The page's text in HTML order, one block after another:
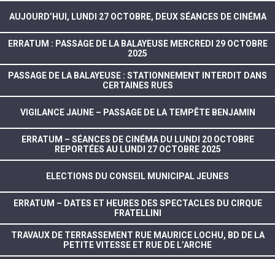
AUJOURD’HUI, LUNDI 27 OCTOBRE, DEUX SÉANCES DE CINÉMA
ERRATUM : PASSAGE DE LA BALAYEUSE MERCREDI 29 OCTOBRE
2025
PASSAGE DE LA BALAYEUSE : STATIONNEMENT INTERDIT DANS
CERTAINES RUES
VIGILANCE JAUNE – PASSAGE DE LA TEMPÊTE BENJAMIN
ERRATUM – SÉANCES DE CINÉMA DU LUNDI 20 OCTOBRE
REPORTÉES AU LUNDI 27 OCTOBRE 2025
ELECTIONS DU CONSEIL MUNICIPAL JEUNES
ERRATUM – DATES ET HEURES DES SPECTACLES DU CIRQUE
FRATELLINI
TRAVAUX DE TERRASSEMENT RUE MAURICE LOCHU, BD DE LA
PETITE VITESSE ET RUE DE L’ARCHE